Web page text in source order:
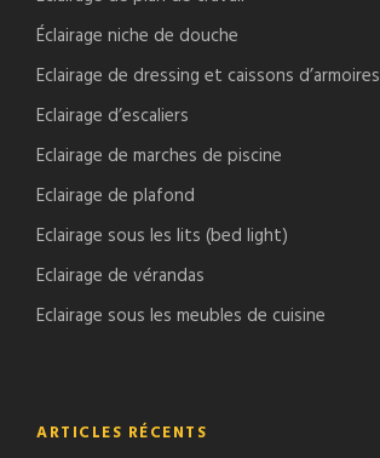
Éclairage niche de douche
Eclairage de dressing et caissons d’armoires
Eclairage d’escaliers
Eclairage de marches de piscine
Eclairage de plafond
Eclairage sous les lits (bed light)
Eclairage de vérandas
Eclairage sous les meubles de cuisine
ARTICLES RÉCENTS